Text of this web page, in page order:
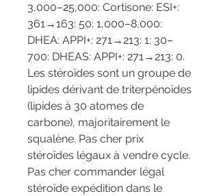
3,000–25,000: Cortisone: ESI+:
361→163: 50: 1,000–8,000:
DHEA: APPI+: 271→213: 1: 30–
700: DHEAS: APPI+: 271→213: 0.
Les stéroïdes sont un groupe de
lipides dérivant de triterpénoïdes
(lipides à 30 atomes de
carbone), majoritairement le
squalène. Pas cher prix
stéroïdes légaux à vendre cycle.
Pas cher commander légal
stéroïde expédition dans le